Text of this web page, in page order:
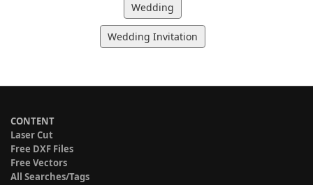
Wedding
Wedding Invitation
CONTENT
Laser Cut
Free DXF Files
Free Vectors
All Searches/Tags